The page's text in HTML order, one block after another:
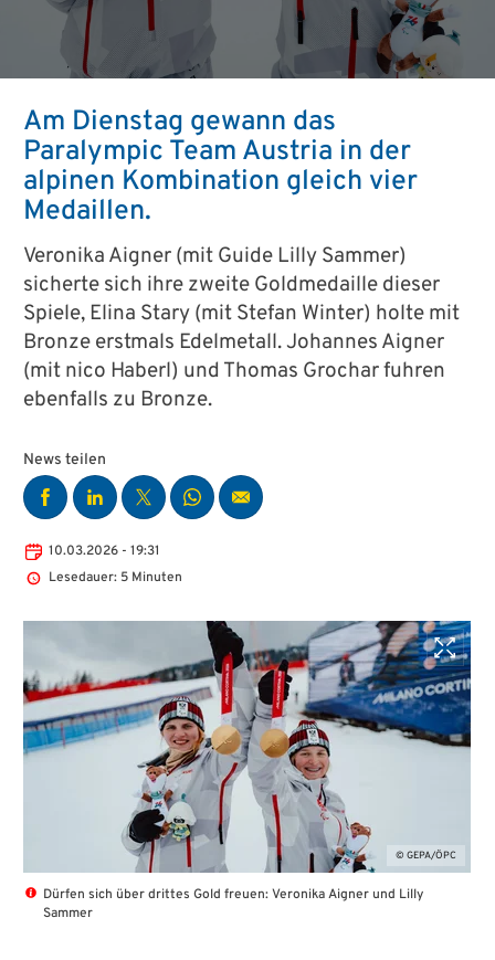
Am Dienstag gewann das
Paralympic Team Austria in der
alpinen Kombination gleich vier
Medaillen.
Veronika Aigner (mit Guide Lilly Sammer)
sicherte sich ihre zweite Goldmedaille dieser
Spiele, Elina Stary (mit Stefan Winter) holte mit
Bronze erstmals Edelmetall. Johannes Aigner
(mit nico Haberl) und Thomas Grochar fuhren
ebenfalls zu Bronze.
News teilen
10.03.2026 - 19:31
Lesedauer: 5 Minuten
© GEPA/ÖPC
Dürfen sich über drittes Gold freuen: Veronika Aigner und Lilly
Sammer